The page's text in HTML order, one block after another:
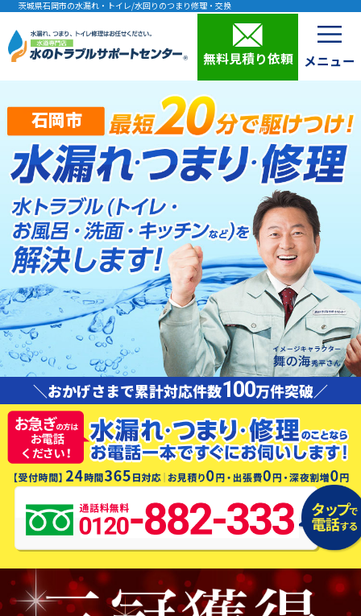
茨城県石岡市の水漏れ・トイレ/水回りのつまり修理・交換
無料見積り依頼
石岡市
＼おかげさまで累計対応件数100万件突破／